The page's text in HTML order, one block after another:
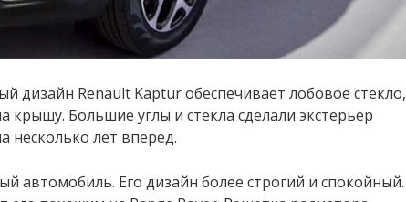
дизайн Renault Kaptur обеспечивает лобовое стекло,
крышу. Большие углы и стекла сделали экстерьер
несколько лет вперед.
автомобиль. Его дизайн более строгий и спокойный.